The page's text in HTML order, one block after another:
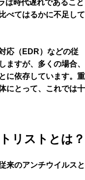
は時代遅れであること
べてはるかに不足して
応（EDR）などの従
ますが、多くの場合、
に依存しています。重
にとって、これでは十
リストとは？
来のアンチウイルスと